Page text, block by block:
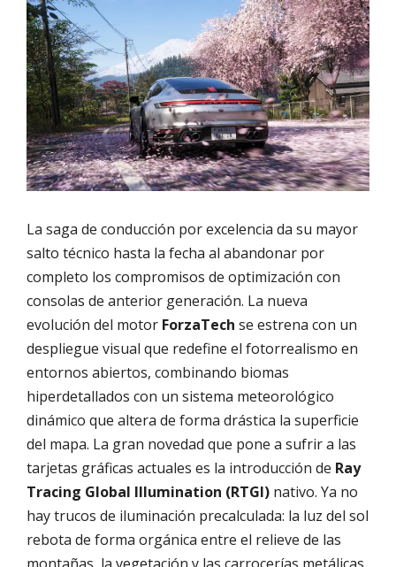
La saga de conducción por excelencia da su mayor
salto técnico hasta la fecha al abandonar por
completo los compromisos de optimización con
consolas de anterior generación. La nueva
evolución del motor ForzaTech se estrena con un
despliegue visual que redefine el fotorrealismo en
entornos abiertos, combinando biomas
hiperdetallados con un sistema meteorológico
dinámico que altera de forma drástica la superficie
del mapa. La gran novedad que pone a sufrir a las
tarjetas gráficas actuales es la introducción de Ray
Tracing Global Illumination (RTGI) nativo. Ya no
hay trucos de iluminación precalculada: la luz del sol
rebota de forma orgánica entre el relieve de las